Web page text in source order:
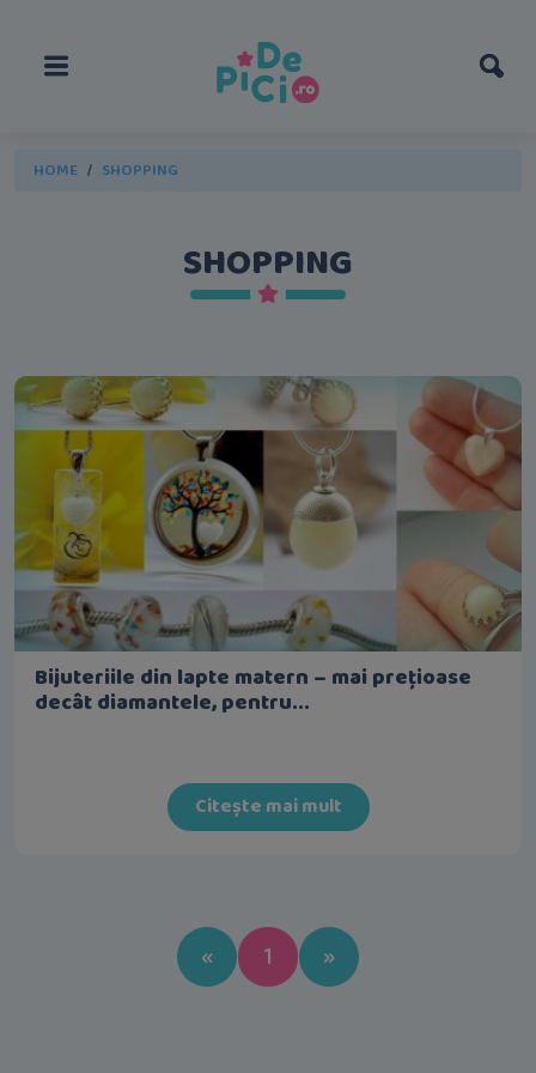
HOME SHOPPING
SHOPPING
Bijuteriile din lapte matern – mai prețioase
decât diamantele, pentru...
Citește mai mult
«Previous
1 »Next